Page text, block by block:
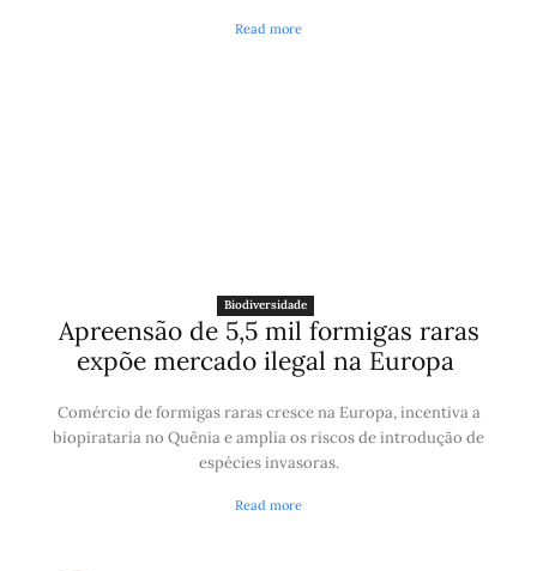
Read more
Biodiversidade
Apreensão de 5,5 mil formigas raras
expõe mercado ilegal na Europa
Comércio de formigas raras cresce na Europa, incentiva a
biopirataria no Quênia e amplia os riscos de introdução de
espécies invasoras.
Read more